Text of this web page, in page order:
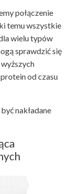
połączenie
temu wszystkie
wielu typów
sprawdzić się
od czasu
nakładane